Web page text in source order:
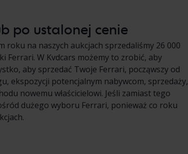
po ustalonej cenie
roku na naszych aukcjach sprzedaliśmy 26 000
Ferrari. W Kvdcars możemy to zrobić, aby
aby sprzedać Twoje Ferrari, począwszy od
ekspozycji potencjalnym nabywcom, sprzedaży,
nowemu właścicielowi. Jeśli zamiast tego
dużego wyboru Ferrari, ponieważ co roku